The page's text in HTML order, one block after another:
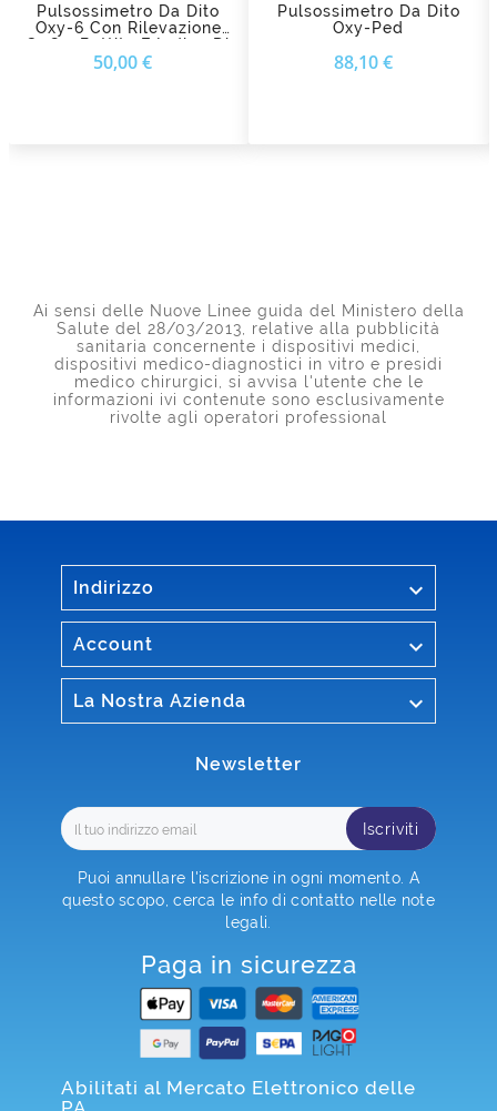
Pulsossimetro Da Dito
Oxy-6 Con Rilevazione
SpO2, Battito E Indice Di
Perfusione
50,00 €
Pulsossimetro Da Dito
Oxy-Ped
88,10 €
Ai sensi delle Nuove Linee guida del Ministero della
Salute del 28/03/2013, relative alla pubblicità
sanitaria concernente i dispositivi medici,
dispositivi medico-diagnostici in vitro e presidi
medico chirurgici, si avvisa l'utente che le
informazioni ivi contenute sono esclusivamente
rivolte agli operatori professional
Indirizzo 
Account 
La Nostra Azienda 
Newsletter
Iscriviti
Puoi annullare l'iscrizione in ogni momento. A
questo scopo, cerca le info di contatto nelle note
legali.
Paga in sicurezza
Abilitati al Mercato Elettronico delle